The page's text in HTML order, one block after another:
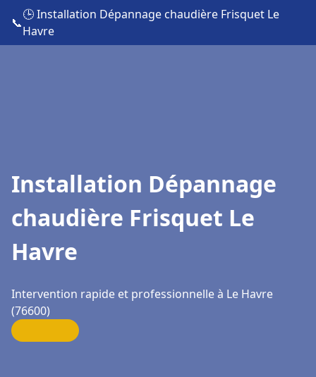
📞
🕒 Installation Dépannage chaudière Frisquet Le
Havre
Installation Dépannage
chaudière Frisquet Le
Havre
Intervention rapide et professionnelle à Le Havre
(76600)